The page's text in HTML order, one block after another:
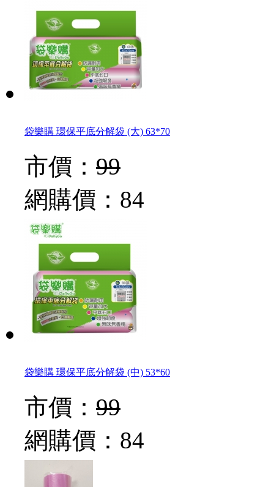
袋樂購 環保平底分解袋 (大) 63*70
市價： 99
網購價： 84
袋樂購 環保平底分解袋 (中) 53*60
市價： 99
網購價： 84